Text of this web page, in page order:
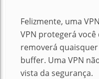
Felizmente, uma
VPN protegerá
removerá
buffer. Uma VPN
vista da segurança.